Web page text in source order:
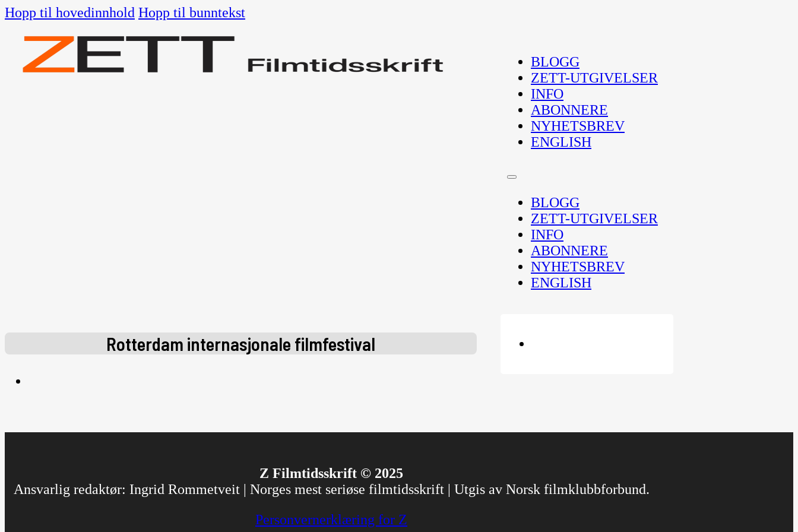
Hopp til hovedinnhold Hopp til bunntekst
BLOGG
ZETT-UTGIVELSER
INFO
ABONNERE
NYHETSBREV
ENGLISH
BLOGG
ZETT-UTGIVELSER
INFO
ABONNERE
NYHETSBREV
ENGLISH
Rotterdam internasjonale filmfestival
Z Filmtidsskrift © 2025
Ansvarlig redaktør: Ingrid Rommetveit | Norges mest seriøse filmtidsskrift | Utgis av Norsk filmklubbforbund.
Personvernerklæring for Z